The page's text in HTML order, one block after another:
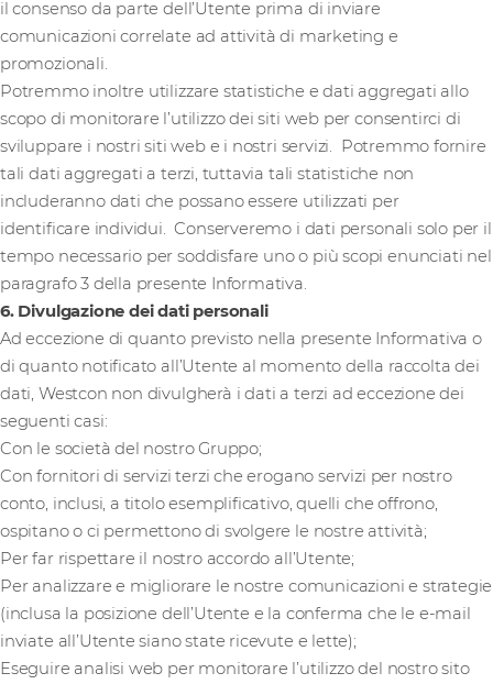
il consenso da parte dell’Utente prima di inviare
comunicazioni correlate ad attività di marketing e
promozionali.
Potremmo inoltre utilizzare statistiche e dati aggregati allo
scopo di monitorare l’utilizzo dei siti web per consentirci di
sviluppare i nostri siti web e i nostri servizi. Potremmo fornire
tali dati aggregati a terzi, tuttavia tali statistiche non
includeranno dati che possano essere utilizzati per
identificare individui. Conserveremo i dati personali solo per il
tempo necessario per soddisfare uno o più scopi enunciati nel
paragrafo 3 della presente Informativa.
6. Divulgazione dei dati personali
Ad eccezione di quanto previsto nella presente Informativa o
di quanto notificato all’Utente al momento della raccolta dei
dati, Westcon non divulgherà i dati a terzi ad eccezione dei
seguenti casi:
Con le società del nostro Gruppo;
Con fornitori di servizi terzi che erogano servizi per nostro
conto, inclusi, a titolo esemplificativo, quelli che offrono,
ospitano o ci permettono di svolgere le nostre attività;
Per far rispettare il nostro accordo all’Utente;
Per analizzare e migliorare le nostre comunicazioni e strategie
(inclusa la posizione dell’Utente e la conferma che le e-mail
inviate all’Utente siano state ricevute e lette);
Eseguire analisi web per monitorare l’utilizzo del nostro sito